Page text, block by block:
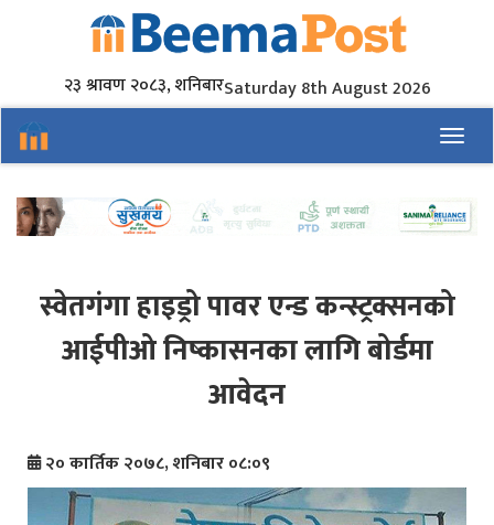
२३ श्रावण २०८३, शनिबारSaturday 8th August 2026
स्वेतगंगा हाइड्रो पावर एन्ड कन्स्ट्रक्सनको
आईपीओ निष्कासनका लागि बोर्डमा
आवेदन
२० कार्तिक २०७८, शनिबार ०८:०९